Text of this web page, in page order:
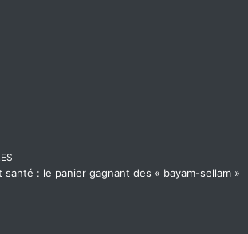
santé : le panier gagnant des « bayam-sellam »